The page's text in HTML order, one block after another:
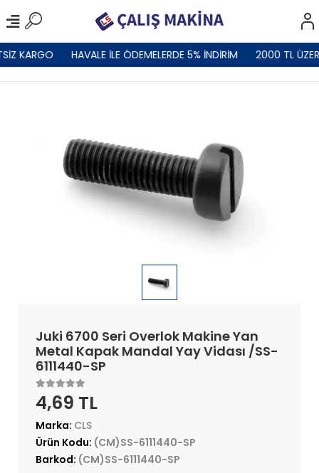
KARGO HAVALE İLE ÖDEMELERDE 5% İNDİRİM 2000 TL
Juki 6700 Seri Overlok Makine Yan
Metal Kapak Mandal Yay Vidası /SS-
6111440-SP
4,69 TL
Marka: CLS
Ürün Kodu: (CM)SS-6111440-SP
Barkod: (CM)SS-6111440-SP